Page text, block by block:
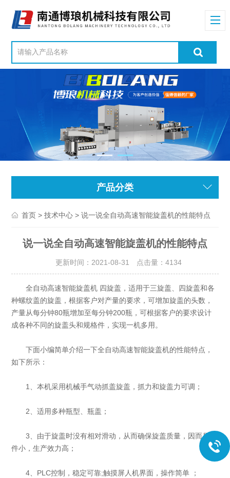
产品分类
首页 >技术中心 > 说一说全自动高速智能旋盖机的性能特点
说一说全自动高速智能旋盖机的性能特点
更新时间：2021-08-31 点击量： 4134
全自动高速智能旋盖机 四旋盖，适用于三旋盖、四旋盖和各
种螺纹盖的旋盖，根据客户对产量的要求，可增加旋盖的头数，
产量从每分钟80瓶增加至每分钟200瓶，可根据客户的要求设计
成各种不同的旋盖头和规格件，实现一机多用。
下面小编简单介绍一下全自动高速智能旋盖机的性能特点，
如下所示：
1、本机采用机械手气动抓盖旋盖，抓力和旋盖力可调；
2、适用多种瓶型、瓶盖；
3、由于旋盖时没有相对滑动，从而确保旋盖质量，因而易损
件小，生产效力高；
4、PLC控制，稳定可靠;触摸屏人机界面，操作简单 ；